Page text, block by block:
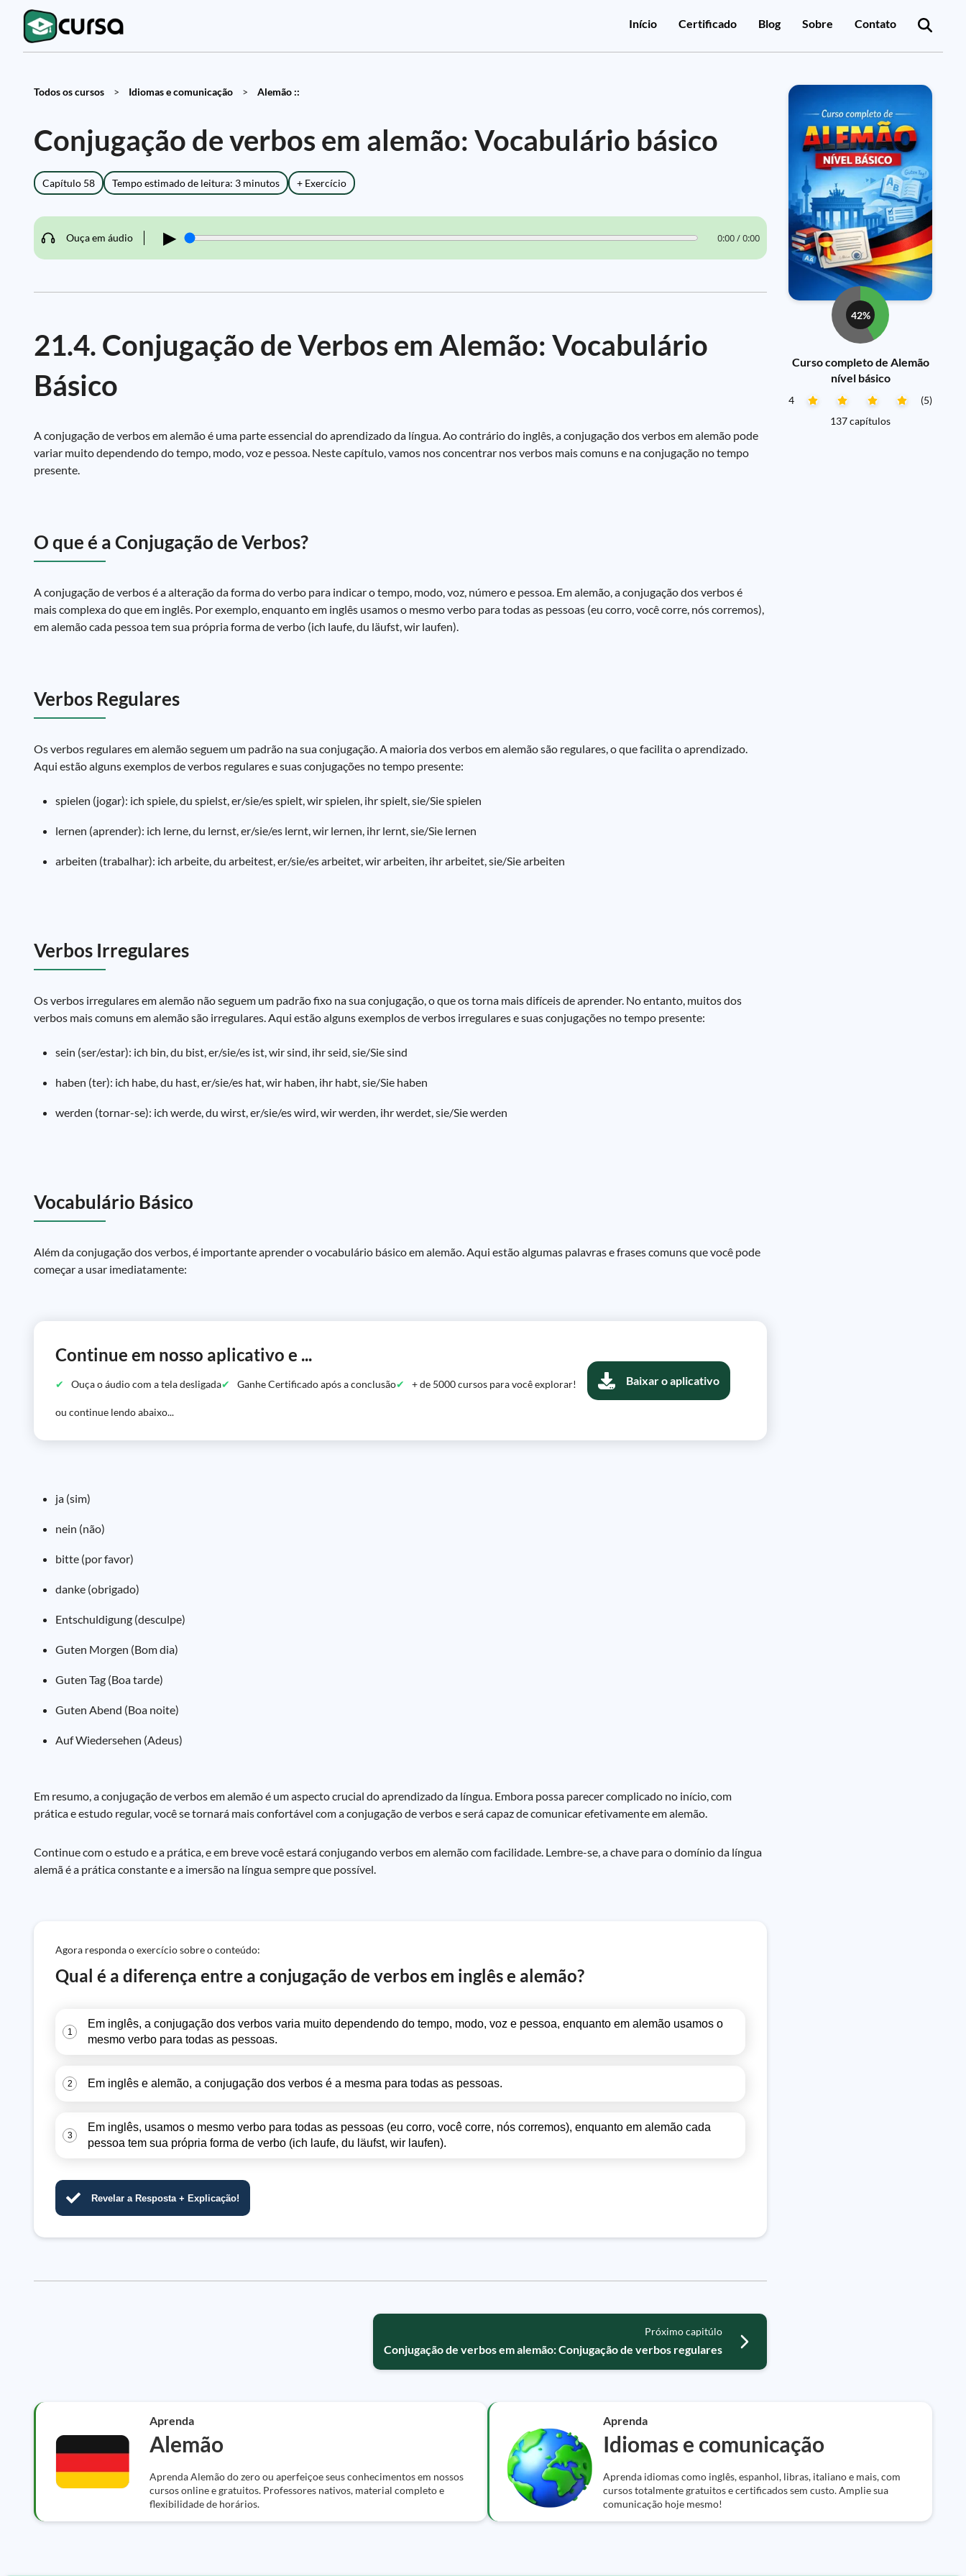
Início Certificado Blog Sobre Contato
Todos os cursos > Idiomas e comunicação > Alemão ::
Conjugação de verbos em alemão: Vocabulário básico
Capítulo 58 Tempo estimado de leitura: 3 minutos + Exercício
Ouça em áudio ▶ 0:00 / 0:00
21.4. Conjugação de Verbos em Alemão: Vocabulário
Básico
A conjugação de verbos em alemão é uma parte essencial do aprendizado da língua. Ao contrário do inglês, a conjugação dos verbos em alemão pode
variar muito dependendo do tempo, modo, voz e pessoa. Neste capítulo, vamos nos concentrar nos verbos mais comuns e na conjugação no tempo
presente.
O que é a Conjugação de Verbos?
A conjugação de verbos é a alteração da forma do verbo para indicar o tempo, modo, voz, número e pessoa. Em alemão, a conjugação dos verbos é
mais complexa do que em inglês. Por exemplo, enquanto em inglês usamos o mesmo verbo para todas as pessoas (eu corro, você corre, nós corremos),
em alemão cada pessoa tem sua própria forma de verbo (ich laufe, du läufst, wir laufen).
Verbos Regulares
Os verbos regulares em alemão seguem um padrão na sua conjugação. A maioria dos verbos em alemão são regulares, o que facilita o aprendizado.
Aqui estão alguns exemplos de verbos regulares e suas conjugações no tempo presente:
spielen (jogar): ich spiele, du spielst, er/sie/es spielt, wir spielen, ihr spielt, sie/Sie spielen
lernen (aprender): ich lerne, du lernst, er/sie/es lernt, wir lernen, ihr lernt, sie/Sie lernen
arbeiten (trabalhar): ich arbeite, du arbeitest, er/sie/es arbeitet, wir arbeiten, ihr arbeitet, sie/Sie arbeiten
Verbos Irregulares
Os verbos irregulares em alemão não seguem um padrão fixo na sua conjugação, o que os torna mais difíceis de aprender. No entanto, muitos dos
verbos mais comuns em alemão são irregulares. Aqui estão alguns exemplos de verbos irregulares e suas conjugações no tempo presente:
sein (ser/estar): ich bin, du bist, er/sie/es ist, wir sind, ihr seid, sie/Sie sind
haben (ter): ich habe, du hast, er/sie/es hat, wir haben, ihr habt, sie/Sie haben
werden (tornar-se): ich werde, du wirst, er/sie/es wird, wir werden, ihr werdet, sie/Sie werden
Vocabulário Básico
Além da conjugação dos verbos, é importante aprender o vocabulário básico em alemão. Aqui estão algumas palavras e frases comuns que você pode
começar a usar imediatamente:
Continue em nosso aplicativo e ...
Ouça o áudio com a tela desligada Ganhe Certificado após a conclusão + de 5000 cursos para você explorar!
ou continue lendo abaixo...
Baixar o aplicativo
ja (sim)
nein (não)
bitte (por favor)
danke (obrigado)
Entschuldigung (desculpe)
Guten Morgen (Bom dia)
Guten Tag (Boa tarde)
Guten Abend (Boa noite)
Auf Wiedersehen (Adeus)
Em resumo, a conjugação de verbos em alemão é um aspecto crucial do aprendizado da língua. Embora possa parecer complicado no início, com
prática e estudo regular, você se tornará mais confortável com a conjugação de verbos e será capaz de comunicar efetivamente em alemão.
Continue com o estudo e a prática, e em breve você estará conjugando verbos em alemão com facilidade. Lembre-se, a chave para o domínio da língua
alemã é a prática constante e a imersão na língua sempre que possível.
Agora responda o exercício sobre o conteúdo:
Qual é a diferença entre a conjugação de verbos em inglês e alemão?
1
Em inglês, a conjugação dos verbos varia muito dependendo do tempo, modo, voz e pessoa, enquanto em alemão usamos o
mesmo verbo para todas as pessoas.
2 Em inglês e alemão, a conjugação dos verbos é a mesma para todas as pessoas.
3
Em inglês, usamos o mesmo verbo para todas as pessoas (eu corro, você corre, nós corremos), enquanto em alemão cada
pessoa tem sua própria forma de verbo (ich laufe, du läufst, wir laufen).
Revelar a Resposta + Explicação!
Próximo capitúlo
Conjugação de verbos em alemão: Conjugação de verbos regulares
42%
Curso completo de Alemão
nível básico
4
(5)
137 capítulos
Aprenda
Alemão
Aprenda Alemão do zero ou aperfeiçoe seus conhecimentos em nossos
cursos online e gratuitos. Professores nativos, material completo e
flexibilidade de horários.
Aprenda
Idiomas e comunicação
Aprenda idiomas como inglês, espanhol, libras, italiano e mais, com
cursos totalmente gratuitos e certificados sem custo. Amplie sua
comunicação hoje mesmo!